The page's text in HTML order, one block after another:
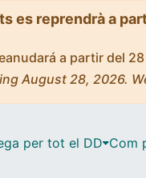
es reprendrà a
a partir del
August 28, 2026.
per tot el DD Com